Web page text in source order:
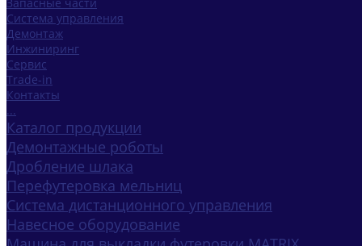
Система управления
Демонтаж
Инжиниринг
Сервис
Trade-in
Контакты
...
Каталог продукции
Демонтажные роботы
Дробление шлака
Перефутеровка мельниц
Система дистанционного управления
Навесное оборудование